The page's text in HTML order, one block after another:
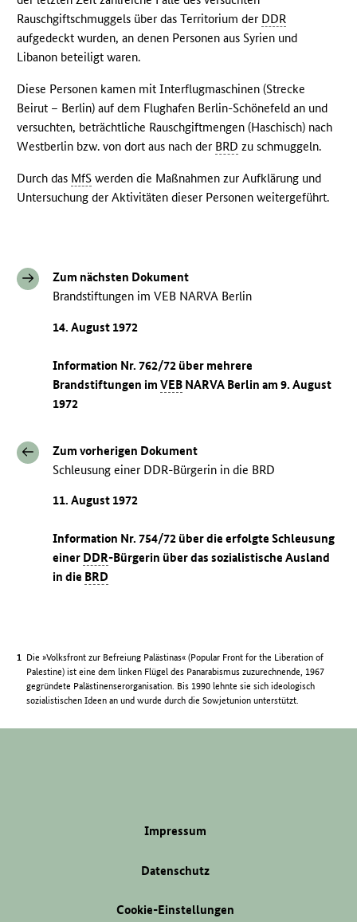
Rauschgiftschmuggels über das Territorium der DDR
aufgedeckt wurden, an denen Personen aus Syrien und
Libanon beteiligt waren.
Diese Personen kamen mit Interflugmaschinen (Strecke
Beirut – Berlin) auf dem Flughafen Berlin-Schönefeld an und
versuchten, beträchtliche Rauschgiftmengen (Haschisch) nach
Westberlin bzw. von dort aus nach der BRD zu schmuggeln.
Durch das MfS werden die Maßnahmen zur Aufklärung und
Untersuchung der Aktivitäten dieser Personen weitergeführt.
Zum nächsten Dokument
Brandstiftungen im VEB NARVA Berlin
14. August 1972
Information Nr. 762/72 über mehrere
Brandstiftungen imVEB NARVA Berlin am 9. August
1972
Zum vorherigen Dokument
Schleusung einer DDR-Bürgerin in die BRD
11. August 1972
Information Nr. 754/72 über die erfolgte Schleusung
einer DDR-Bürgerin über das sozialistische Ausland
in die BRD
Die »Volksfront zur Befreiung Palästinas« (Popular Front for the Liberation of
Palestine) ist eine dem linken Flügel des Panarabismus zuzurechnende, 1967
gegründete Palästinenserorganisation. Bis 1990 lehnte sie sich ideologisch
sozialistischen Ideen an und wurde durch die Sowjetunion unterstützt.
Impressum
Datenschutz
Cookie-Einstellungen